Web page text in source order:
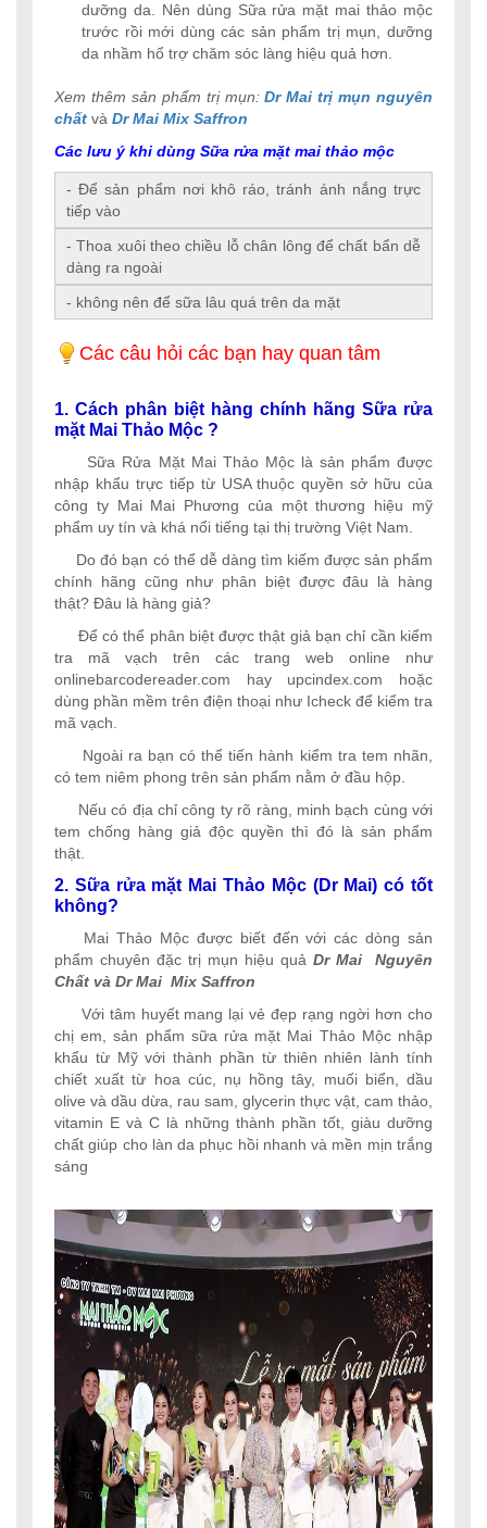
dưỡng da. Nên dùng Sữa rửa mặt mai thảo mộc
trước rồi mới dùng các sản phẩm trị mụn, dưỡng
da nhầm hổ trợ chăm sóc làng hiệu quả hơn.
Xem thêm sản phẩm trị mụn:Dr Mai trị mụn nguyên
chất và Dr Mai Mix Saffron
Các lưu ý khi dùng Sữa rửa mặt mai thảo mộc
- Để sản phẩm nơi khô ráo, tránh ánh nắng trực
tiếp vào
- Thoa xuôi theo chiều lỗ chân lông để chất bẩn dễ
dàng ra ngoài
- không nên để sữa lâu quá trên da mặt
Các câu hỏi các bạn hay quan tâm
1. Cách phân biệt hàng chính hãng Sữa rửa
mặt Mai Thảo Mộc ?
Sữa Rửa Mặt Mai Thảo Mộc là sản phẩm được
nhập khẩu trực tiếp từ USA thuộc quyền sở hữu của
công ty Mai Mai Phương của một thương hiệu mỹ
phẩm uy tín và khá nổi tiếng tại thị trường Việt Nam.
Do đó bạn có thể dễ dàng tìm kiếm được sản phẩm
chính hãng cũng như phân biệt được đâu là hàng
thật? Đâu là hàng giả?
Để có thể phân biệt được thật giả bạn chỉ cần kiểm
tra mã vạch trên các trang web online như
onlinebarcodereader.com hay upcindex.com hoặc
dùng phần mềm trên điện thoại như Icheck để kiểm tra
mã vạch.
Ngoài ra bạn có thể tiến hành kiểm tra tem nhãn,
có tem niêm phong trên sản phẩm nằm ở đầu hộp.
Nếu có địa chỉ công ty rõ ràng, minh bạch cùng với
tem chống hàng giả độc quyền thì đó là sản phẩm
thật.
2. Sữa rửa mặt Mai Thảo Mộc (Dr Mai) có tốt
không?
Mai Thảo Mộc được biết đến với các dòng sản
phẩm chuyên đặc trị mụn hiệu quả Dr Mai Nguyên
Chất và Dr Mai Mix Saffron
Với tâm huyết mang lại vẻ đẹp rạng ngời hơn cho
chị em, sản phẩm sữa rửa mặt Mai Thảo Mộc nhập
khẩu từ Mỹ với thành phần từ thiên nhiên lành tính
chiết xuất từ hoa cúc, nụ hồng tây, muối biển, dầu
olive và dầu dừa, rau sam, glycerin thực vật, cam thảo,
vitamin E và C là những thành phần tốt, giàu dưỡng
chất giúp cho làn da phục hồi nhanh và mền mịn trắng
sáng